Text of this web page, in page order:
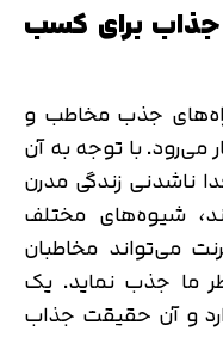
جذاب برای کسب
راه‌های جذب مخاطب و
می‌رود. با توجه به آن
زندگی مدرن
شیوه‌های مختلف
می‌تواند مخاطبان
ما جذب نماید. یک
و آن حقیقت جذاب